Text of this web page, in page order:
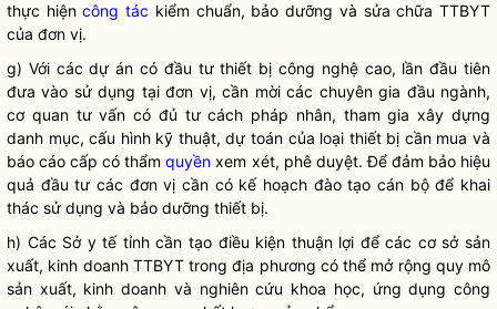
thực hiệncông tác kiểm chuẩn, bảo dưỡng và sửa chữa TTBYT
của đơn vị.
g) Với các dự án có đầu tư thiết bị công nghệ cao, lần đầu tiên
đưa vào sử dụng tại đơn vị, cần mời các chuyên gia đầu ngành,
cơ quan tư vấn có đủ tư cách pháp nhân, tham gia xây dựng
danh mục, cấu hình kỹ thuật, dự toán của loại thiết bị cần mua và
báo cáo cấp có thẩmquyền xem xét, phê duyệt. Để đảm bảo hiệu
quả đầu tư các đơn vị cần có kế hoạch đào tạo cán bộ để khai
thác sử dụng và bảo dưỡng thiết bị.
h) Các Sở y tế tỉnh cần tạo điều kiện thuận lợi để các cơ sở sản
xuất, kinh doanh TTBYT trong địa phương có thể mở rộng quy mô
sản xuất, kinh doanh và nghiên cứu khoa học, ứng dụng công